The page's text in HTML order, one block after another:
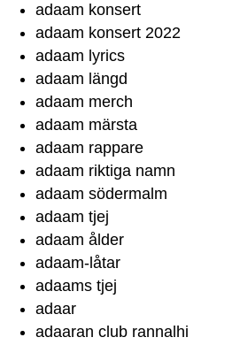
adaam konsert
adaam konsert 2022
adaam lyrics
adaam längd
adaam merch
adaam märsta
adaam rappare
adaam riktiga namn
adaam södermalm
adaam tjej
adaam ålder
adaam-låtar
adaams tjej
adaar
adaaran club rannalhi